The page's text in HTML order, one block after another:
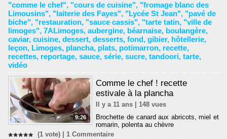
"comme le chef", "cours de cuisine", "fromage blanc des
Limousins", "laiterie des Fayes", "Lycée St Jean", "pavé de
biche", "restauration, "sauce cassis", "tarte tatin, "ville de
limoges", 7ALimoges, aubergine, béarnaise, boulangère,
caviar, cuisine, dessert, desserts, fond, gibier, hôtellerie,
leçon, Limoges, plancha, plats, potimarron, recette,
recettes, reportage, sauce, série, sucre, tandoori, tarte,
vidéo
9:26
Comme le chef ! recette
estivale à la plancha
Il y a 11 ans | 148 vues
Brochette de canard aux abricots, miel et
romarin, polenta au chèvre
(1 vote) | 1 Commentaire